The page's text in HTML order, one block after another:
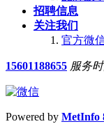
招聘信息
关注我们
官方微
15601188655 服务
Powered by MetInfo